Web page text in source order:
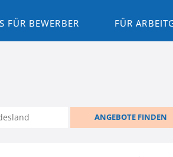
FÜR BEWERBER FÜR
ANGEBOTE FINDEN